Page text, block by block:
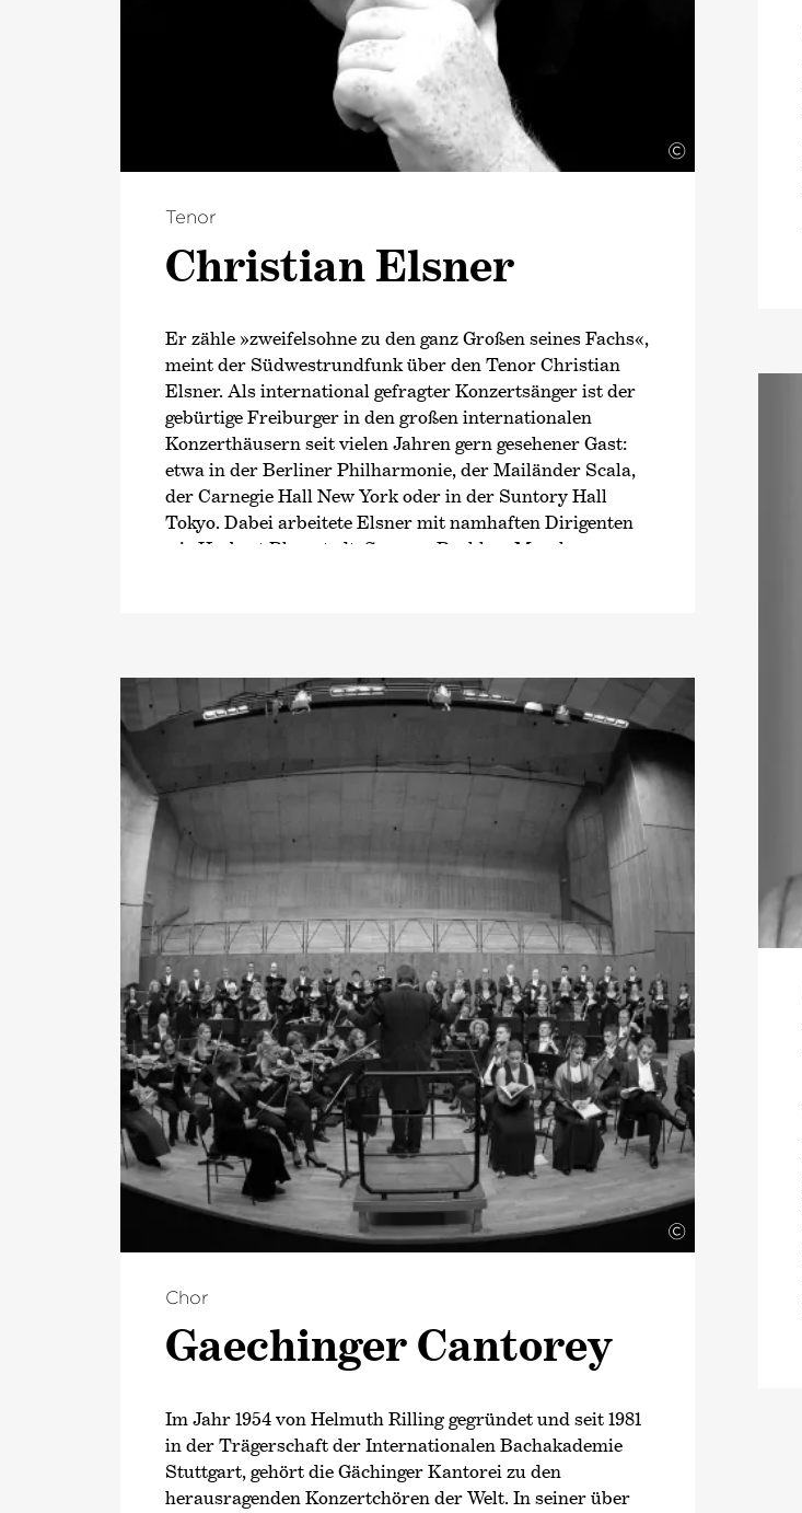
die 2021 einem Ruf als Professorin für Gesang an die
Hochschule für Musik Trossingen folgte.
©
Tenor
Christian Elsner
Er zähle »zweifelsohne zu den ganz Großen seines Fachs«,
meint der Südwestrundfunk über den Tenor Christian
Elsner. Als international gefragter Konzertsänger ist der
gebürtige Freiburger in den großen internationalen
Konzerthäusern seit vielen Jahren gern gesehener Gast:
etwa in der Berliner Philharmonie, der Mailänder Scala,
der Carnegie Hall New York oder in der Suntory Hall
Tokyo. Dabei arbeitete Elsner mit namhaften Dirigenten
wie Herbert Blomstedt, Semyon Bychkov, Marek
selbst als Professor für Gesang an der Hochschule für
Musik in Karlsruhe.
Gemeinsam mit musikalischen Partnern wie den
Pianisten Gerold Huber oder Burkhard Kehring gibt
Christian Elsner auch sehr erfolgreich Liederabende,
unter anderem in Frankfurt, Dresden, Köln,
Schwetzingen, Brüssel, Paris oder bei der Schubertiade
Feldkirch. Auftritte als
›Siegmund‹
›Parsifal‹
führten den Sänger zudem an die Semperoper Dresden,
die Wiener Staatsoper und ans Teatro Real Madrid. Die
Spielzeit 2019/20 steht bei Christian Elsner ganz im
Zeichen des Beethoven-Jubiläums.
©
Chor
Gaechinger Cantorey
Im Jahr 1954 von Helmuth Rilling gegründet und seit 1981
in der Trägerschaft der Internationalen Bachakademie
Stuttgart, gehört die Gächinger Kantorei zu den
herausragenden Konzertchören der Welt. In seiner über